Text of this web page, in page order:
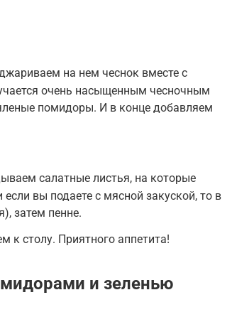
на нем чеснок вместе с
очень насыщенным чесночным
помидоры. И в конце добавляем
салатные листья, на которые
вы подаете с мясной закуской, то в
затем пенне.
к столу. Приятного аппетита!
и зеленью